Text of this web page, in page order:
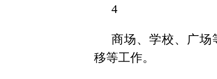
4
商场、学校、广场
移等工作。